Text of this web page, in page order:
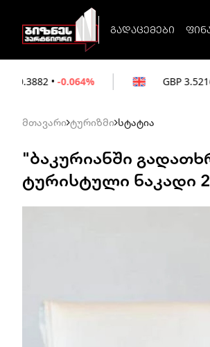
გადაცემები
GBP 3.5216 • -0.227%
მთავარი ტურიზმი სტატია
"ბაკურიანში
ტურისტული ნაკადი